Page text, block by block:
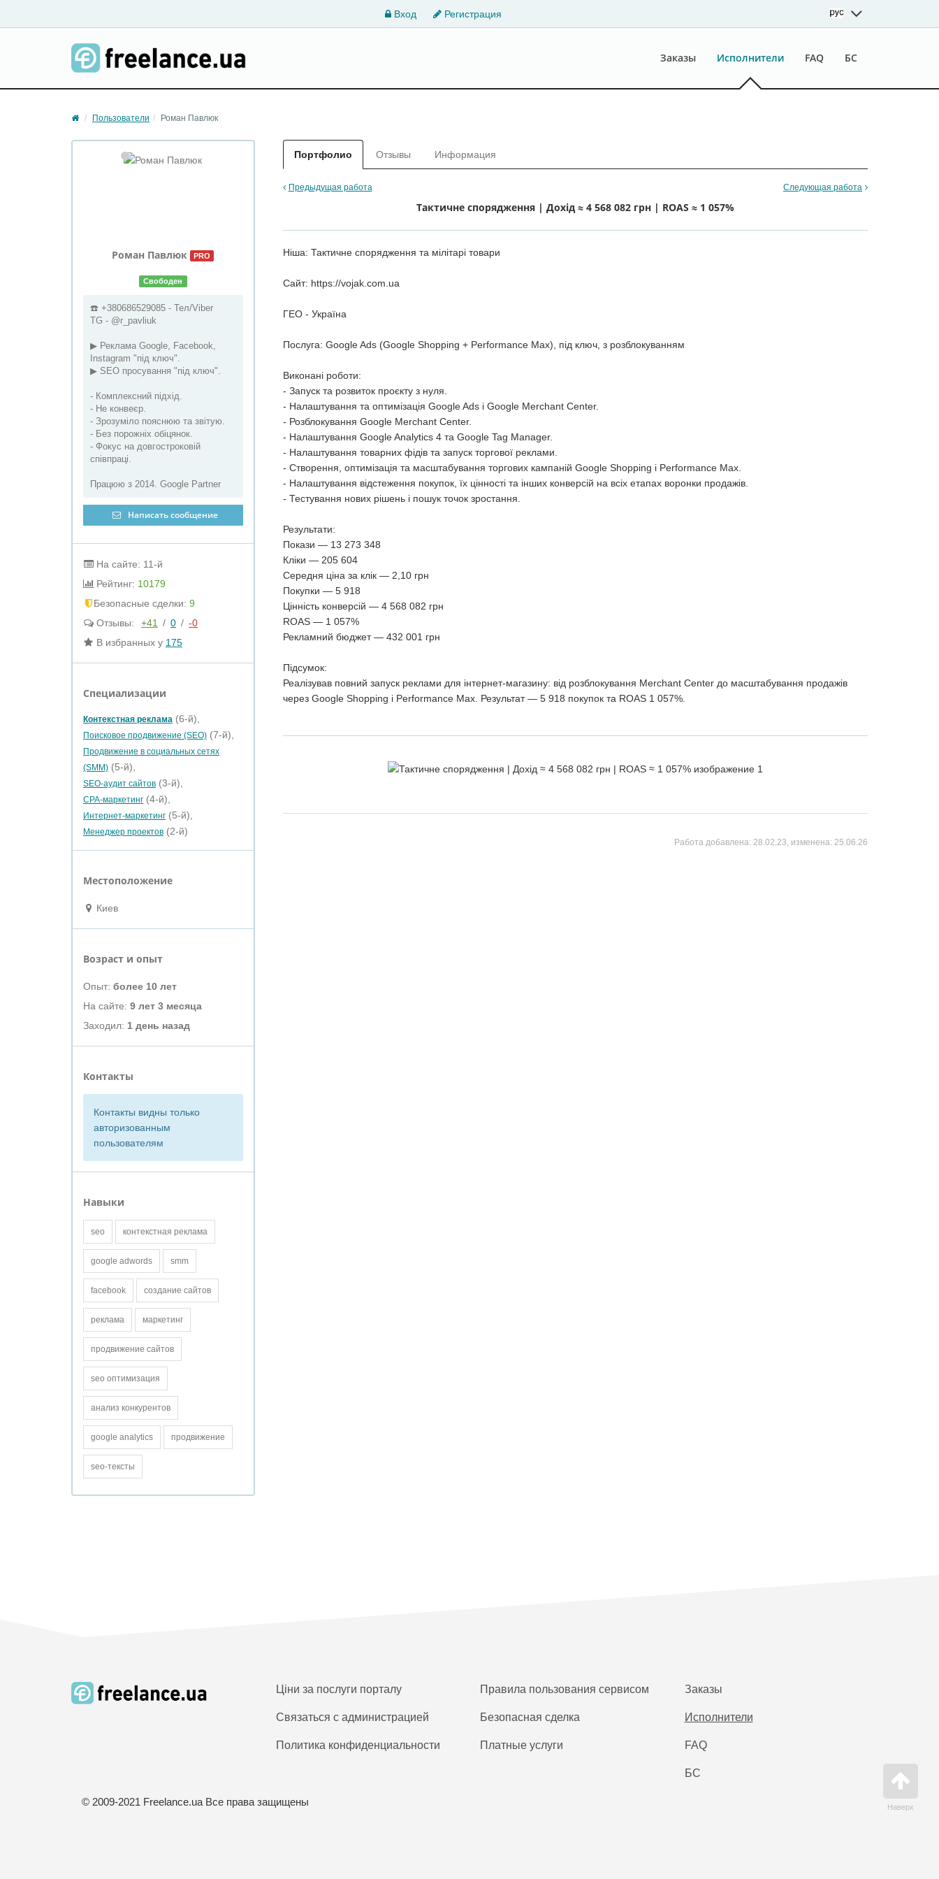
Вход Регистрация
Заказы Исполнители FAQ БС
Пользователи Роман Павлюк
Роман Павлюк PRO
Свободен
☎️ +380686529085 - Тел/Viber
TG - @r_pavliuk
▶ Реклама Google, Facebook,
Instagram "під ключ".
▶ SEO просування "під ключ".
- Комплексний підхід.
- Не конвеєр.
- Зрозуміло пояснюю та звітую.
- Без порожніх обіцянок.
- Фокус на довгостроковій
співпраці.
Працюю з 2014. Google Partner
Написать сообщение
На сайте: 11-й
Рейтинг: 10179
Бeзопасные сделки: 9
Отзывы:
+41 / 0 / -0
В избранных у 175
Специализации
Контекстная реклама (6-й),
Поисковое продвижение (SEO) (7-й),
Продвижение в социальных сетях
(SMM) (5-й),
SEO-аудит сайтов (3-й),
CPA-маркетинг (4-й),
Интернет-маркетинг (5-й),
Менеджер проектов (2-й)
Местоположение
Киев
Возраст и опыт
Опыт: более 10 лет
На сайте: 9 лет 3 месяца
Заходил: 1 день назад
Контакты
Контакты видны только
авторизованным
пользователям
Навыки
seo контекстная реклама
google adwords smm
facebook создание сайтов
реклама маркетинг
продвижение сайтов
seo оптимизация
анализ конкурентов
google analytics продвижение
seo-тексты
Портфолио Отзывы Информация
Предыдущая работа Следующая работа
Тактичне спорядження | Дохід ≈ 4 568 082 грн | ROAS ≈ 1 057%
Ніша: Тактичне спорядження та мілітарі товари
Сайт: https://vojak.com.ua
ГЕО - Україна
Послуга: Google Ads (Google Shopping + Performance Max), під ключ, з розблокуванням
Виконані роботи:
- Запуск та розвиток проєкту з нуля.
- Налаштування та оптимізація Google Ads і Google Merchant Center.
- Розблокування Google Merchant Center.
- Налаштування Google Analytics 4 та Google Tag Manager.
- Налаштування товарних фідів та запуск торгової реклами.
- Створення, оптимізація та масштабування торгових кампаній Google Shopping і Performance Max.
- Налаштування відстеження покупок, їх цінності та інших конверсій на всіх етапах воронки продажів.
- Тестування нових рішень і пошук точок зростання.
Результати:
Покази — 13 273 348
Кліки — 205 604
Середня ціна за клік — 2,10 грн
Покупки — 5 918
Цінність конверсій — 4 568 082 грн
ROAS — 1 057%
Рекламний бюджет — 432 001 грн
Підсумок:
Реалізував повний запуск реклами для інтернет-магазину: від розблокування Merchant Center до масштабування продажів
через Google Shopping і Performance Max. Результат — 5 918 покупок та ROAS 1 057%.
Работа добавлена: 28.02.23, изменена: 25.06.26
Наверх
Ціни за послуги порталу
Связаться с администрацией
Политика конфиденциальности
Правила пользования сервисом
Безопасная сделка
Платные услуги
Заказы
Исполнители
FAQ
БС
© 2009-2021 Freelance.ua Все права защищены